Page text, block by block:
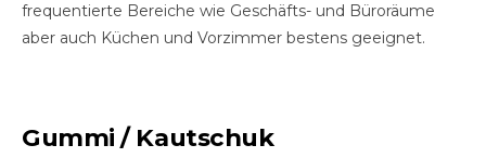
frequentierte Bereiche wie Geschäfts- und Büroräume
aber auch Küchen und Vorzimmer bestens geeignet.
Gummi / Kautschuk